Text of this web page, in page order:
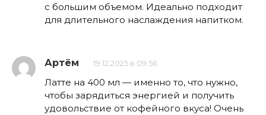
с большим объемом. Идеально подходит
для длительного наслаждения напитком.
Артём 19.12.2025 в 09:56
Латте на 400 мл — именно то, что нужно,
чтобы зарядиться энергией и получить
удовольствие от кофейного вкуса! Очень